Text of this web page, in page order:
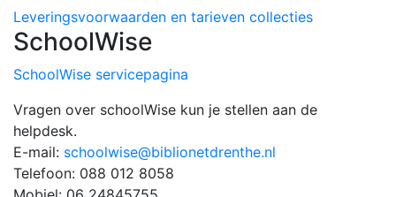
Leveringsvoorwaarden en tarieven collecties
SchoolWise
SchoolWise servicepagina
Vragen over schoolWise kun je stellen aan de
helpdesk.
E-mail: schoolwise@biblionetdrenthe.nl
Telefoon: 088 012 8058